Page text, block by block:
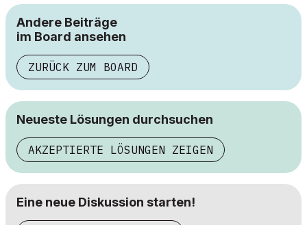
Andere Beiträge
im Board ansehen
ZURÜCK ZUM BOARD
Neueste Lösungen durchsuchen
AKZEPTIERTE LÖSUNGEN ZEIGEN
Eine neue Diskussion starten!